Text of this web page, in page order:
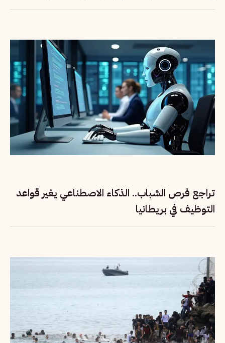
تراجع فرص الشباب.. الذكاء الاصطناعي يغير قواعد
التوظيف في بريطانيا